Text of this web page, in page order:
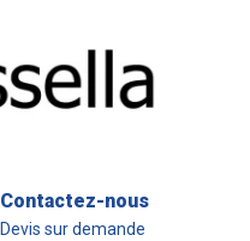
Contactez-nous
Devis sur demande